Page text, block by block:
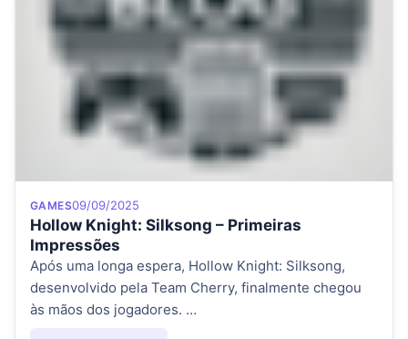
Category
GAMESPosted on
09/09/2025
Hollow Knight: Silksong – Primeiras
Impressões
Após uma longa espera, Hollow Knight: Silksong,
desenvolvido pela Team Cherry, finalmente chegou
às mãos dos jogadores. …